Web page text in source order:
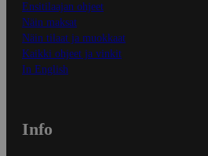
Ensitilaajan ohjeet
Näin maksat
Näin tilaat ja muokkaat
Kaikki ohjeet ja vinkit
In English
Info